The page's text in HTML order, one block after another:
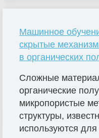
Машинное
скрытые
в органических
Сложные
органические
микропористые
структуры,
используются